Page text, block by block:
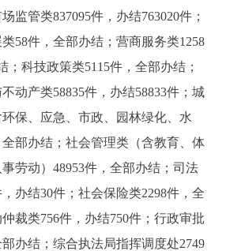
监管类837095件，办结763020件；
58件，全部办结；营商服务类1258
；科技政策类5115件，全部办结；
动产类58835件，办结58833件；城
保、应急、市政、园林绿化、水
全部办结；社会管理类（含教育、体
劳动）48953件，全部办结；司法
办结30件；社会保险类2298件，全
裁类756件，办结750件；行政审批
办结；综合执法局指挥调度处2749